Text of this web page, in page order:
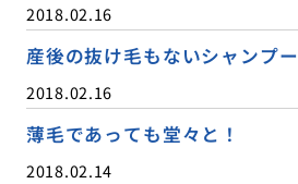
2018.02.16
産後の抜け毛もないシャンプー
2018.02.16
薄毛であっても堂々と！
2018.02.14